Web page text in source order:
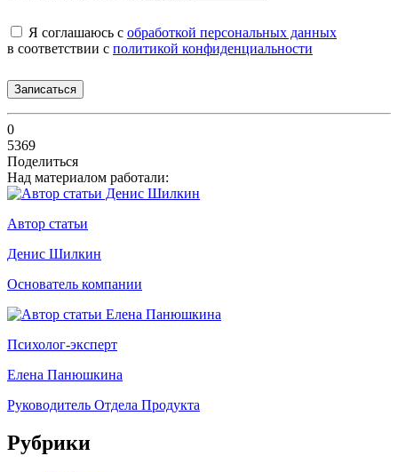
Я соглашаюсь с обработкой персональных данных
в соответствии с политикой конфиденциальности
Записаться
0
5369
Поделиться
Над материалом работали:
Автор статьи
Денис Шилкин
Основатель компании
Психолог-эксперт
Елена Панюшкина
Руководитель Отдела Продукта
Рубрики